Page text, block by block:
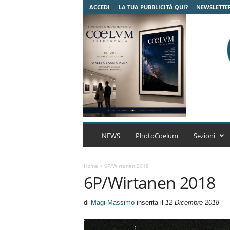
ACCEDI LA TUA PUBBLICITÀ QUI?
C
m
A
r
NEWS PhotoCoelum Sezioni
Home > 6P/Wirtanen 2018
6P/Wirtanen 2018
di Magi Massimoinserita il 12 Dicembre 2018